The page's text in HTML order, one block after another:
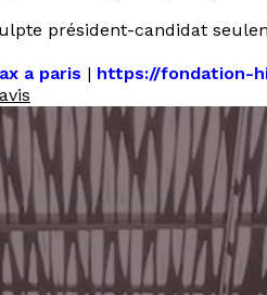
président-candidat
a paris | https://fondation-